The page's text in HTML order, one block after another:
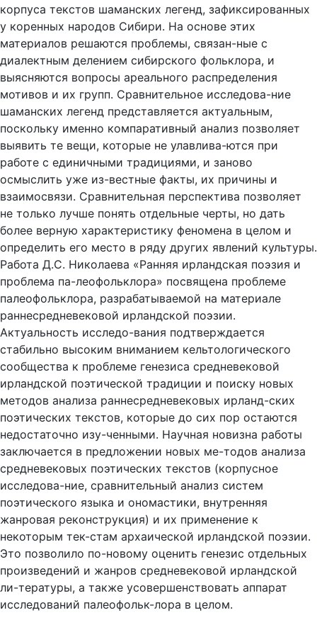
корпуса текстов шаманских легенд, зафиксированных
у коренных народов Сибири. На основе этих
материалов решаются проблемы, связан-ные с
диалектным делением сибирского фольклора, и
выясняются вопросы ареального распределения
мотивов и их групп. Сравнительное исследова-ние
шаманских легенд представляется актуальным,
поскольку именно компаративный анализ позволяет
выявить те вещи, которые не улавлива-ются при
работе с единичными традициями, и заново
осмыслить уже из-вестные факты, их причины и
взаимосвязи. Сравнительная перспектива позволяет
не только лучше понять отдельные черты, но дать
более верную характеристику феномена в целом и
определить его место в ряду других явлений культуры.
Работа Д.С. Николаева «Ранняя ирландская поэзия и
проблема па-леофольклора» посвящена проблеме
палеофольклора, разрабатываемой на материале
раннесредневековой ирландской поэзии.
Актуальность исследо-вания подтверждается
стабильно высоким вниманием кельтологического
сообщества к проблеме генезиса средневековой
ирландской поэтической традиции и поиску новых
методов анализа раннесредневековых ирланд-ских
поэтических текстов, которые до сих пор остаются
недостаточно изу-ченными. Научная новизна работы
заключается в предложении новых ме-тодов анализа
средневековых поэтических текстов (корпусное
исследова-ние, сравнительный анализ систем
поэтического языка и ономастики, внутренняя
жанровая реконструкция) и их применение к
некоторым тек-стам архаической ирландской поэзии.
Это позволило по-новому оценить генезис отдельных
произведений и жанров средневековой ирландской
ли-тературы, а также усовершенствовать аппарат
исследований палеофольк-лора в целом.